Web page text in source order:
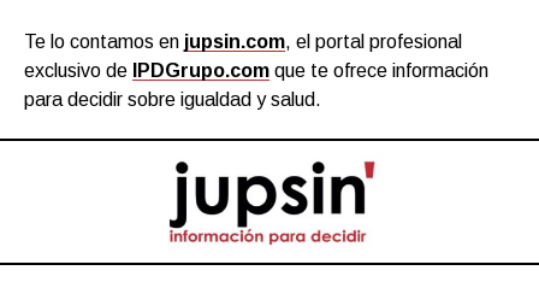
Te lo contamos en jupsin.com, el portal profesional
exclusivo de
IPDGrupo.com que te ofrece información
para decidir sobre igualdad y salud.